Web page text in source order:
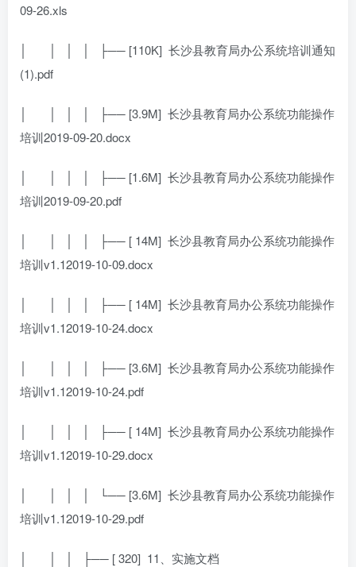
09-26.xls
│ │ │ │ ├── [110K] 长沙县教育局办公系统培训通知
(1).pdf
│ │ │ │ ├── [3.9M] 长沙县教育局办公系统功能操作
培训2019-09-20.docx
│ │ │ │ ├── [1.6M] 长沙县教育局办公系统功能操作
培训2019-09-20.pdf
│ │ │ │ ├── [ 14M] 长沙县教育局办公系统功能操作
培训v1.12019-10-09.docx
│ │ │ │ ├── [ 14M] 长沙县教育局办公系统功能操作
培训v1.12019-10-24.docx
│ │ │ │ ├── [3.6M] 长沙县教育局办公系统功能操作
培训v1.12019-10-24.pdf
│ │ │ │ ├── [ 14M] 长沙县教育局办公系统功能操作
培训v1.12019-10-29.docx
│ │ │ │ └── [3.6M] 长沙县教育局办公系统功能操作
培训v1.12019-10-29.pdf
│ │ │ ├── [ 320] 11、实施文档